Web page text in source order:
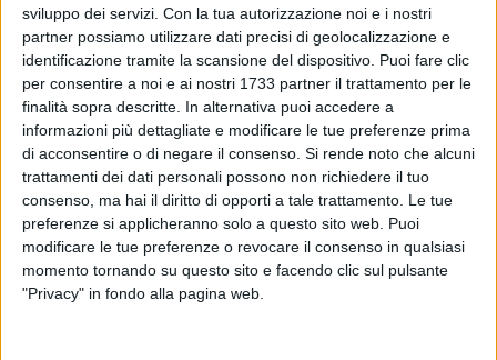
sviluppo dei servizi. Con la tua autorizzazione noi e i nostri
partner possiamo utilizzare dati precisi di geolocalizzazione e
identificazione tramite la scansione del dispositivo. Puoi fare clic
per consentire a noi e ai nostri 1733 partner il trattamento per le
finalità sopra descritte. In alternativa puoi accedere a
informazioni più dettagliate e modificare le tue preferenze prima
di acconsentire o di negare il consenso. Si rende noto che alcuni
trattamenti dei dati personali possono non richiedere il tuo
consenso, ma hai il diritto di opporti a tale trattamento. Le tue
preferenze si applicheranno solo a questo sito web. Puoi
modificare le tue preferenze o revocare il consenso in qualsiasi
momento tornando su questo sito e facendo clic sul pulsante
"Privacy" in fondo alla pagina web.
Dunque, la seduta è stata rinviata a martedì 17 marzo alle
ore 16. Gli ordini del giorno in cui l'assise consiliare sarà
chiamata a votare sono: approvazione del regolamento per
la tutela e il benessere degli animali; l'inviduazione degli
ambiti territoriali oggetto di esclusione dall'applicazione
della segnalazione certificata di inizio attività (SCIA);
approvazione del nuovo statuto comunale.